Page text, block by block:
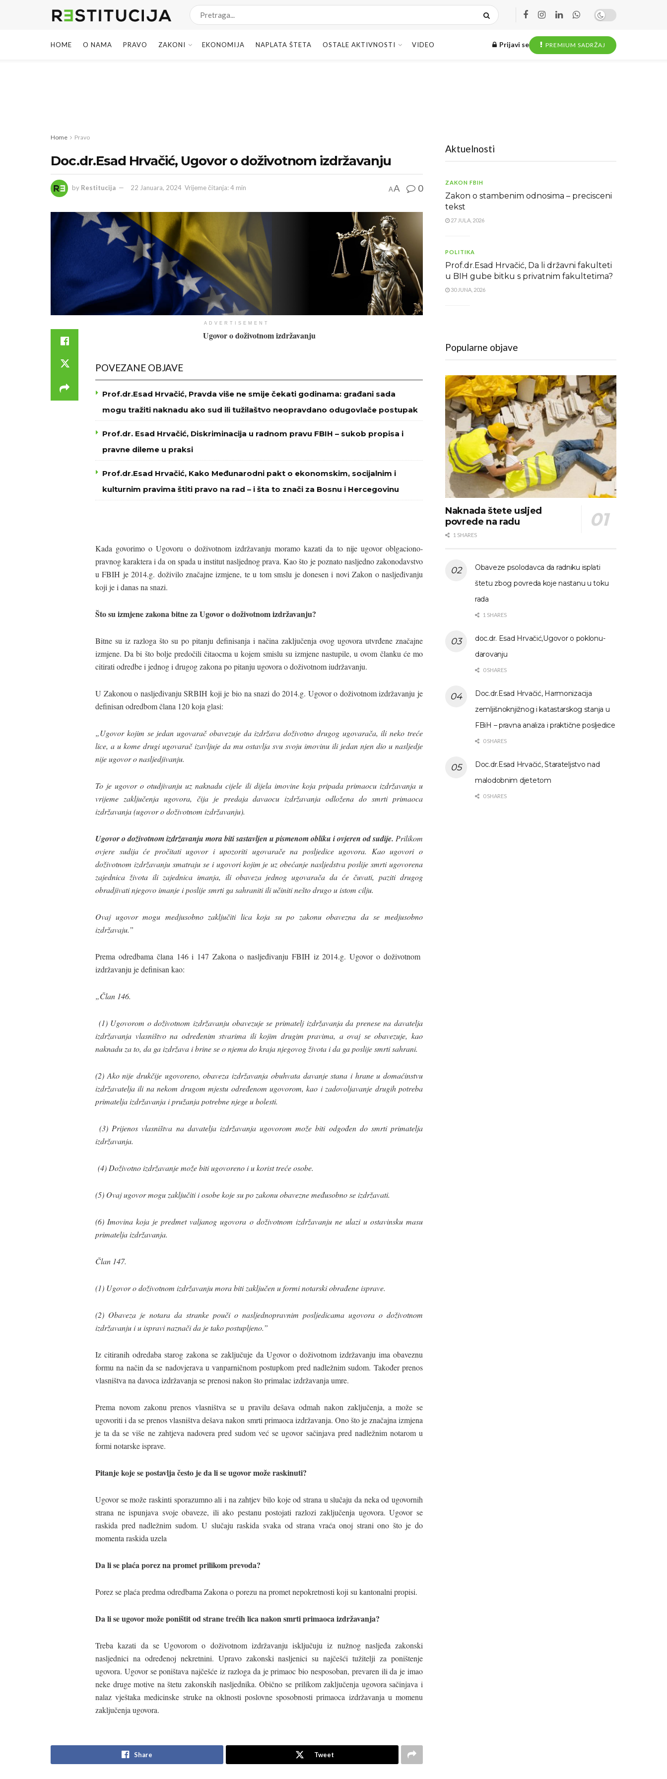
HOME O NAMA PRAVO ZAKONI EKONOMIJA NAPLATA ŠTETA OSTALE AKTIVNOSTI VIDEO Prijavi se PREMIUM SADRŽAJ
Home Pravo
Doc.dr.Esad Hrvačić, Ugovor o doživotnom izdržavanju
by Restitucija 22 Januara, 2024 Vrijeme čitanja: 4 min AA 0
ADVERTISEMENT
Ugovor o doživotnom izdržavanju
POVEZANE OBJAVE
Prof.dr.Esad Hrvačić, Pravda više ne smije čekati godinama: građani sada
mogu tražiti naknadu ako sud ili tužilaštvo neopravdano odugovlače postupak
Prof.dr. Esad Hrvačić, Diskriminacija u radnom pravu FBIH – sukob propisa i
pravne dileme u praksi
Prof.dr.Esad Hrvačić, Kako Međunarodni pakt o ekonomskim, socijalnim i
kulturnim pravima štiti pravo na rad – i šta to znači za Bosnu i Hercegovinu
Kada govorimo o Ugovoru o doživotnom izdržavanju moramo kazati da to nije ugovor oblgaciono-
pravnog karaktera i da on spada u institut nasljednog prava. Kao što je poznato nasljedno zakonodavstvo
u FBIH je 2014.g. doživilo značajne izmjene, te u tom smslu je donesen i novi Zakon o nasljeđivanju
koji je i danas na snazi.
Što su izmjene zakona bitne za Ugovor o doživotnom izdržavanju?
Bitne su iz razloga što su po pitanju definisanja i načina zaključenja ovog ugovora utvrđene značajne
izmjene. Da bi što bolje predočili čitaocma u kojem smislu su izmjene nastupile, u ovom članku će mo
citirati odredbe i jednog i drugog zakona po pitanju ugovora o doživotnom iudržavanju.
U Zakonou o nasljeđivanju SRBIH koji je bio na snazi do 2014.g. Ugovor o doživotnom izdržavanju je
definisan odredbom člana 120 koja glasi:
„Ugovor kojim se jedan ugovarač obavezuje da izdržava doživotno drugog ugovarača, ili neko treće
lice, a u kome drugi ugovarač izavljuje da mu ostavlja svu svoju imovinu ili jedan njen dio u nasljedje
nije ugovor o nasljedjivanju.
To je ugovor o otudjivanju uz naknadu cijele ili dijela imovine koja pripada primaocu izdržavanja u
vrijeme zaključenja ugovora, čija je predaja davaocu izdržavanja odložena do smrti primaoca
izdržavanja (ugovor o doživotnom izdržavanju).
Ugovor o doživotnom izdržavanju mora biti sastavljen u pismenom obliku i ovjeren od sudije. Prilikom
ovjere sudija će pročitati ugovor i upozoriti ugovarače na posljedice ugovora. Kao ugovori o
doživotnom izdržavanju smatraju se i ugovori kojim je uz obećanje nasljedstva poslije smrti ugovorena
zajednica života ili zajednica imanja, ili obaveza jednog ugovarača da će čuvati, paziti drugog
obradjivati njegovo imanje i poslije smrti ga sahraniti ili učiniti nešto drugo u istom cilju.
Ovaj ugovor mogu medjusobno zaključiti lica koja su po zakonu obavezna da se medjusobno
izdržavaju.”
Prema odredbama člana 146 i 147 Zakona o nasljeđivanju FBIH iz 2014.g. Ugovor o doživotnom
izdržavanju je definisan kao:
„Član 146.
(1) Ugovorom o doživotnom izdržavanju obavezuje se primatelj izdržavanja da prenese na davatelja
izdržavanja vlasništvo na određenim stvarima ili kojim drugim pravima, a ovaj se obavezuje, kao
naknadu za to, da ga izdržava i brine se o njemu do kraja njegovog života i da ga poslije smrti sahrani.
(2) Ako nije drukčije ugovoreno, obaveza izdržavanja obuhvata davanje stana i hrane u domaćinstvu
izdržavatelja ili na nekom drugom mjestu određenom ugovorom, kao i zadovoljavanje drugih potreba
primatelja izdržavanja i pružanja potrebne njege u bolesti.
(3) Prijenos vlasništva na davatelja izdržavanja ugovorom može biti odgođen do smrti primatelja
izdržavanja.
(4) Doživotno izdržavanje može biti ugovoreno i u korist treće osobe.
(5) Ovaj ugovor mogu zaključiti i osobe koje su po zakonu obavezne međusobno se izdržavati.
(6) Imovina koja je predmet valjanog ugovora o doživotnom izdržavanju ne ulazi u ostavinsku masu
primatelja izdržavanja.
Član 147.
(1) Ugovor o doživotnom izdržavanju mora biti zaključen u formi notarski obrađene isprave.
(2) Obaveza je notara da stranke pouči o nasljednopravnim posljedicama ugovora o doživotnom
izdržavanju i u ispravi naznači da je tako postupljeno.”
Iz citiranih odredaba starog zakona se zaključuje da Ugovor o doživotnom izdržavanju ima obaveznu
formu na način da se nadovjerava u vanparničnom postupkom pred nadležnim sudom. Također prenos
vlasništva na davoca izdržavanja se prenosi nakon što primalac izdržavanja umre.
Prema novom zakonu prenos vlasništva se u pravilu dešava odmah nakon zaključenja, a može se
ugovoriti i da se prenos vlasništva dešava nakon smrti primaoca izdržavanja. Ono što je značajna izmjena
je ta da se više ne zahtjeva nadovera pred sudom već se ugovor sačinjava pred nadležnim notarom u
formi notarske isprave.
Pitanje koje se postavlja često je da li se ugovor može raskinuti?
Ugovor se može raskinti sporazumno ali i na zahtjev bilo koje od strana u slučaju da neka od ugovornih
strana ne ispunjava svoje obaveze, ili ako pestanu postojati razlozi zaključenja ugovora. Ugovor se
raskida pred nadležnim sudom. U slučaju raskida svaka od strana vraća onoj strani ono što je do
momenta raskida uzela
Da li se plaća porez na promet prilikom prevoda?
Porez se plaća predma odredbama Zakona o porezu na promet nepokretnosti koji su kantonalni propisi.
Da li se ugovor može poništit od strane trećih lica nakon smrti primaoca izdržavanja?
Treba kazati da se Ugovorom o doživotnom izdržavanju isključuju iz nužnog nasljeđa zakonski
nasljednici na određenoj nekretnini. Upravo zakonski nasljenici su najčešći tužitelji za poništenje
ugovora. Ugovor se poništava najčešće iz razloga da je primaoc bio nesposoban, prevaren ili da je imao
neke druge motive na štetu zakonskih nasljednika. Obično se prilikom zaključenja ugovora sačinjava i
nalaz vještaka medicinske struke na oklnosti poslovne sposobnosti primaoca izdržavanja u momenu
zaključenja ugovora.
Share Tweet
Aktuelnosti
ZAKON FBIH
Zakon o stambenim odnosima – precisceni
tekst
27 JULA, 2026
POLITIKA
Prof.dr.Esad Hrvačić, Da li državni fakulteti
u BIH gube bitku s privatnim fakultetima?
30 JUNA, 2026
Popularne objave
Naknada štete usljed
povrede na radu
1 SHARES
Obaveze psolodavca da radniku isplati
štetu zbog povreda koje nastanu u toku
rada
1 SHARES
doc.dr. Esad Hrvačić,Ugovor o poklonu-
darovanju
0 SHARES
Doc.dr.Esad Hrvačić, Harmonizacija
zemljišnoknjižnog i katastarskog stanja u
FBiH – pravna analiza i praktične posljedice
0 SHARES
Doc.dr.Esad Hrvačić, Starateljstvo nad
malodobnim djetetom
0 SHARES